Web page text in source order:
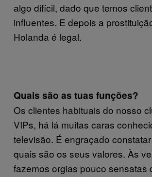
algo difícil, dado que temos
influentes. E depois a
Holanda é legal.
Quais são as tuas funções?
Os clientes habituais do nosso
VIPs, há lá muitas caras
televisão. É engraçado
quais são os seus valores. Às
fazemos orgias pouco sensatas